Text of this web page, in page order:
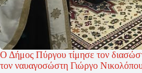
Ο Δήμος Πύργου τίμησε τον
τον ναυαγοσώστη Γιώργο